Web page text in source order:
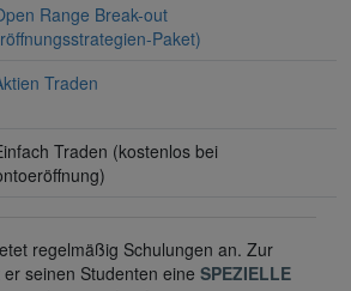
Range Break-out
Paket)
Traden
Traden (kostenlos bei
regelmäßig Schulungen an. Zur
seinen Studenten eine SPEZIELLE